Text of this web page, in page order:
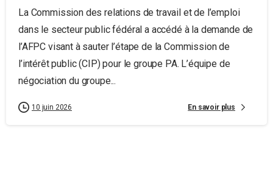
La Commission des relations de travail et de l’emploi
dans le secteur public fédéral a accédé à la demande de
l’AFPC visant à sauter l’étape de la Commission de
l’intérêt public (CIP) pour le groupe PA. L’équipe de
négociation du groupe...
10 juin 2026 En savoir plus